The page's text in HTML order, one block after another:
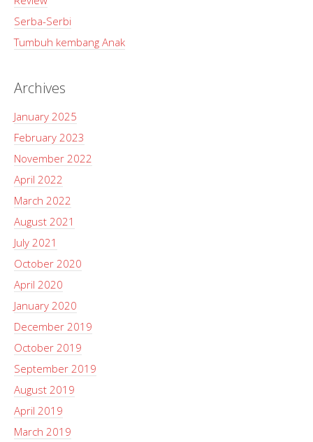
Serba-Serbi
Tumbuh kembang Anak
Archives
January 2025
February 2023
November 2022
April 2022
March 2022
August 2021
July 2021
October 2020
April 2020
January 2020
December 2019
October 2019
September 2019
August 2019
April 2019
March 2019